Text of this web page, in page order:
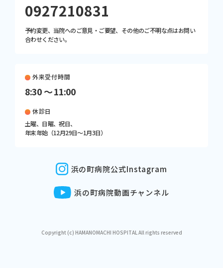
0927210831
予約変更、当院へのご意見・ご要望、その他のご不明な点はお問い
合わせください。
外来受付時間
8:30 〜 11:00
休診日
土曜、日曜、祝日、
年末年始（12月29日〜1月3日）
浜の町病院公式Instagram
浜の町病院動画チャンネル
Copyright (c) HAMANOMACHI HOSPITAL All rights reserved